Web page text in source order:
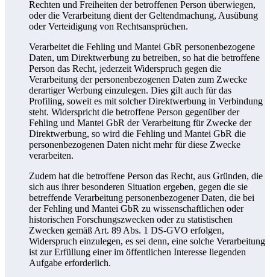
Rechten und Freiheiten der betroffenen Person überwiegen,
oder die Verarbeitung dient der Geltendmachung, Ausübung
oder Verteidigung von Rechtsansprüchen.
Verarbeitet die Fehling und Mantei GbR personenbezogene
Daten, um Direktwerbung zu betreiben, so hat die betroffene
Person das Recht, jederzeit Widerspruch gegen die
Verarbeitung der personenbezogenen Daten zum Zwecke
derartiger Werbung einzulegen. Dies gilt auch für das
Profiling, soweit es mit solcher Direktwerbung in Verbindung
steht. Widerspricht die betroffene Person gegenüber der
Fehling und Mantei GbR der Verarbeitung für Zwecke der
Direktwerbung, so wird die Fehling und Mantei GbR die
personenbezogenen Daten nicht mehr für diese Zwecke
verarbeiten.
Zudem hat die betroffene Person das Recht, aus Gründen, die
sich aus ihrer besonderen Situation ergeben, gegen die sie
betreffende Verarbeitung personenbezogener Daten, die bei
der Fehling und Mantei GbR zu wissenschaftlichen oder
historischen Forschungszwecken oder zu statistischen
Zwecken gemäß Art. 89 Abs. 1 DS-GVO erfolgen,
Widerspruch einzulegen, es sei denn, eine solche Verarbeitung
ist zur Erfüllung einer im öffentlichen Interesse liegenden
Aufgabe erforderlich.